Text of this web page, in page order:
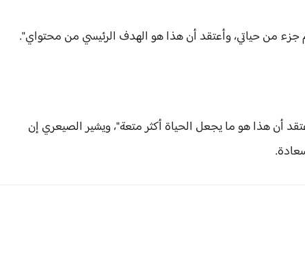
من حياتي، وأعتقد أن هذا هو الهدف الرئيسي من محتواي".
أن هذا هو ما يجعل الحياة أكثر متعة"، ويشير الصيعري إن